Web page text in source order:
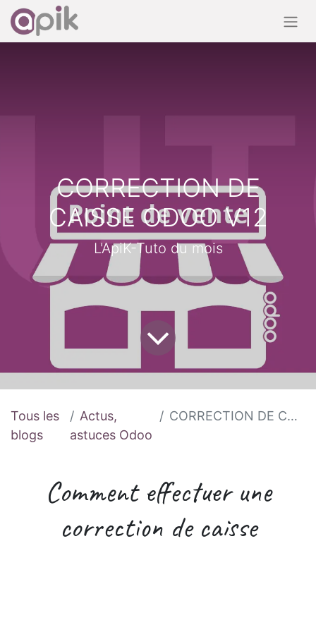
CORRECTION DE
CAISSE ODOO V12
L'ApiK-Tuto du mois
Tous les
blogs
Actus,
astuces Odoo
CORRECTION DE CAISSE ODOO V12
Comment effectuer une
correction de caisse